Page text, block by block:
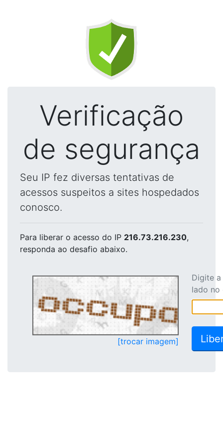
Verificação
de segurança
Seu IP fez diversas tentativas de
acessos suspeitos a sites hospedados
conosco.
Para liberar o acesso do IP 216.73.216.230,
responda ao desafio abaixo.
[trocar imagem]
Digite
lado no